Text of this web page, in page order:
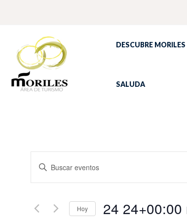
DESCUBRE MORILES
SALUDA
búsqueda
vistas
Introduce
clave.
Busca
Hoy 24